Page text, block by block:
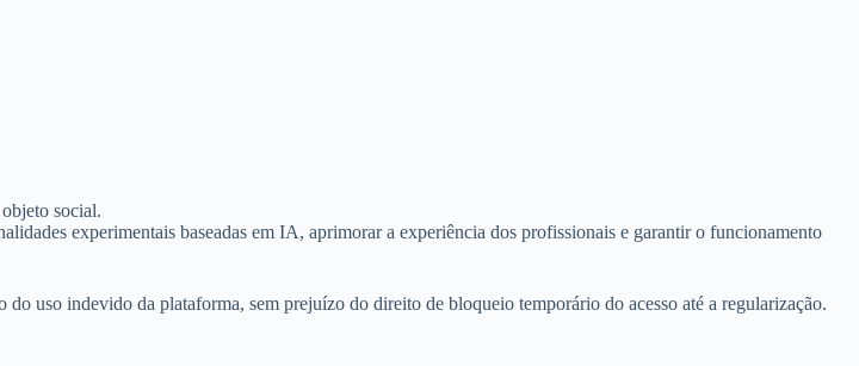
social.
experimentais baseadas em IA, aprimorar a experiência dos profissionais e garantir o funcionamento
uso indevido da plataforma, sem prejuízo do direito de bloqueio temporário do acesso até a regularização.